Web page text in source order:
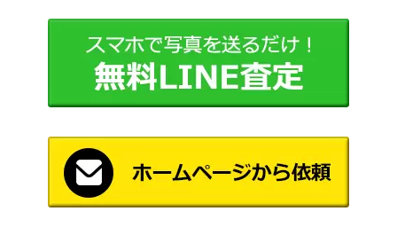
ガチグマアカツキex2（SA
R）【SV8a 225/187】
スカーレット＆バイオ
レット
（テラスタルフェス
ex）
ピカチュウ（PROMO）
【001/S-P】
ソード&シールド
（プロモカード）
ジェットエネルギー（U
R）【SV7a 094/064】
スカーレット＆バイオ
レット
（楽園ドラゴーナ）
1,900